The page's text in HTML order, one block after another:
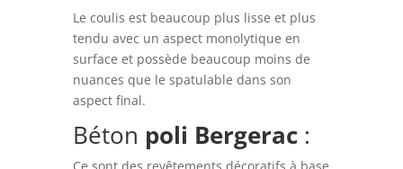
Le coulis est beaucoup plus lisse et plus
tendu avec un aspect monolytique en
surface et possède beaucoup moins de
nuances que le spatulable dans son
aspect final.
Béton poli Bergerac: